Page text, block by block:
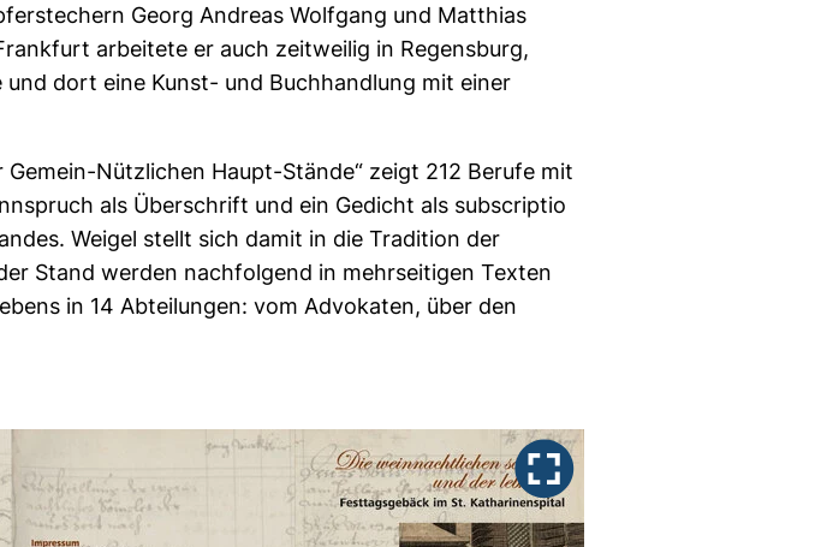
Georg Andreas Wolfgang und Matthias
arbeitete er auch zeitweilig in Regensburg,
dort eine Kunst- und Buchhandlung mit einer
Nützlichen Haupt-Stände“ zeigt 212 Berufe mit
als Überschrift und ein Gedicht als subscriptio
Weigel stellt sich damit in die Tradition der
Stand werden nachfolgend in mehrseitigen Texten
in 14 Abteilungen: vom Advokaten, über den